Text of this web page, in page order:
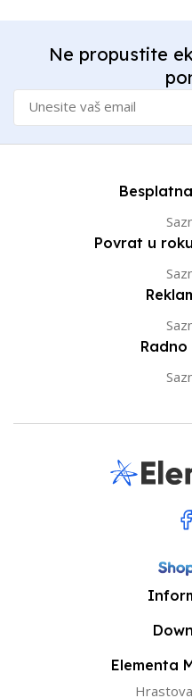
Ne propustite
Povrat u
Radno
Elementa